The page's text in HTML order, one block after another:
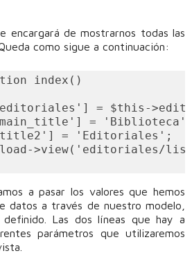
encargará de mostrarnos todas las
Queda como sigue a continuación:
index()
= $this-
=
= 'Editoriales';
>view('editoriales/
a pasar los valores que hemos
datos a través de nuestro modelo,
Las dos líneas que hay a
parámetros que utilizaremos